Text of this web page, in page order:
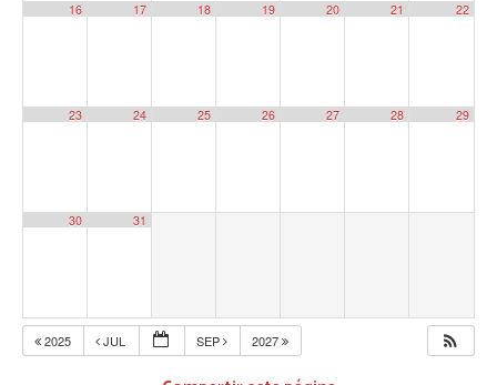
16 17 18 19 20 21 22
23 24 25 26 27 28 29
30 31
2025 JUL SEP 2027